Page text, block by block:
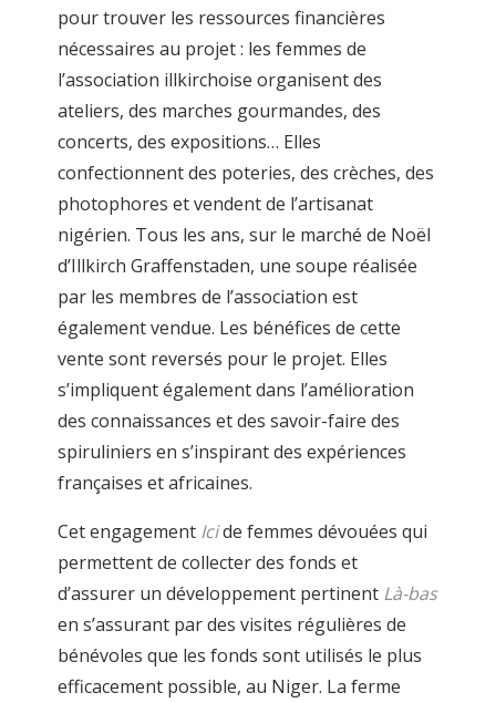
pour trouver les ressources financières
nécessaires au projet : les femmes de
l’association illkirchoise organisent des
ateliers, des marches gourmandes, des
concerts, des expositions… Elles
confectionnent des poteries, des crèches, des
photophores et vendent de l’artisanat
nigérien. Tous les ans, sur le marché de Noël
d’Illkirch Graffenstaden, une soupe réalisée
par les membres de l’association est
également vendue. Les bénéfices de cette
vente sont reversés pour le projet. Elles
s’impliquent également dans l’amélioration
des connaissances et des savoir-faire des
spiruliniers en s’inspirant des expériences
françaises et africaines.
Cet engagement Icide femmes dévouées qui
permettent de collecter des fonds et
d’assurer un développement pertinent Là-bas
en s’assurant par des visites régulières de
bénévoles que les fonds sont utilisés le plus
efficacement possible, au Niger. La ferme